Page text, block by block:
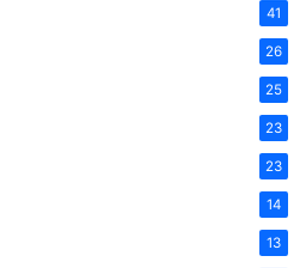
41
26
25
23
23
14
13